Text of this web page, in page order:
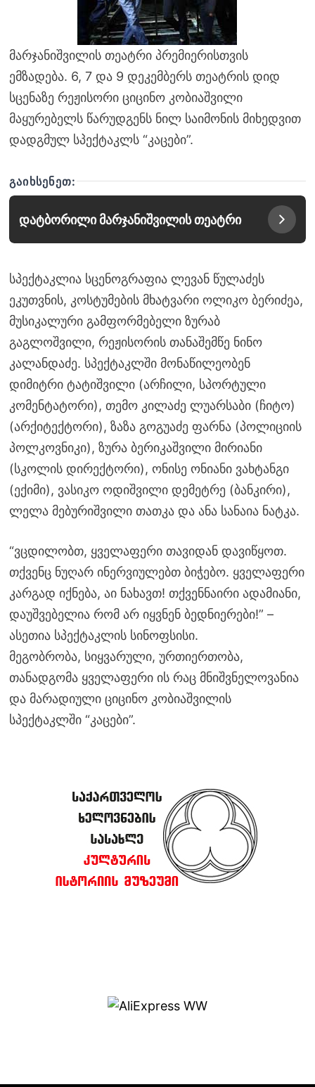
მარჯანიშვილის თეატრი პრემიერისთვის
ემზადება. 6, 7 და 9 დეკემბერს თეატრის დიდ
სცენაზე რეჟისორი ციცინო კობიაშვილი
მაყურებელს წარუდგენს ნილ საიმონის მიხედვით
დადგმულ სპექტაკლს “კაცები”.
ᲒᲐᲘᲮᲡᲔᲜᲔᲗ:
დატბორილი მარჯანიშვილის თეატრი
სპექტაკლია სცენოგრაფია ლევან წულაძეს
ეკუთვნის, კოსტუმების მხატვარი ოლიკო ბერიძეა,
მუსიკალური გამფორმებელი ზურაბ
გაგლოშვილი, რეჟისორის თანაშემწე ნინო
კალანდაძე. სპექტაკლში მონაწილეობენ
დიმიტრი ტატიშვილი (არჩილი, სპორტული
კომენტატორი), თემო კილაძე ლუარსაბი (ჩიტო)
(არქიტექტორი), ზაზა გოგუაძე ფარნა (პოლიციის
პოლკოვნიკი), ზურა ბერიკაშვილი მირიანი
(სკოლის დირექტორი), ონისე ონიანი ვახტანგი
(ექიმი), ვასიკო ოდიშვილი დემეტრე (ბანკირი),
ლელა მებურიშვილი თათკა და ანა სანაია ნატკა.
“ვცდილობთ, ყველაფერი თავიდან დავიწყოთ.
თქვენც ნუღარ ინერვიულებთ ბიჭებო. ყველაფერი
კარგად იქნება, აი ნახავთ! თქვენნაირი ადამიანი,
დაუშვებელია რომ არ იყვნენ ბედნიერები!” –
ასეთია სპექტაკლის სინოფსისი.
მეგობრობა, სიყვარული, ურთიერთობა,
თანადგომა ყველაფერი ის რაც მნიშვნელოვანია
და მარადიული ციცინო კობიაშვილის
სპექტაკლში “კაცები”.